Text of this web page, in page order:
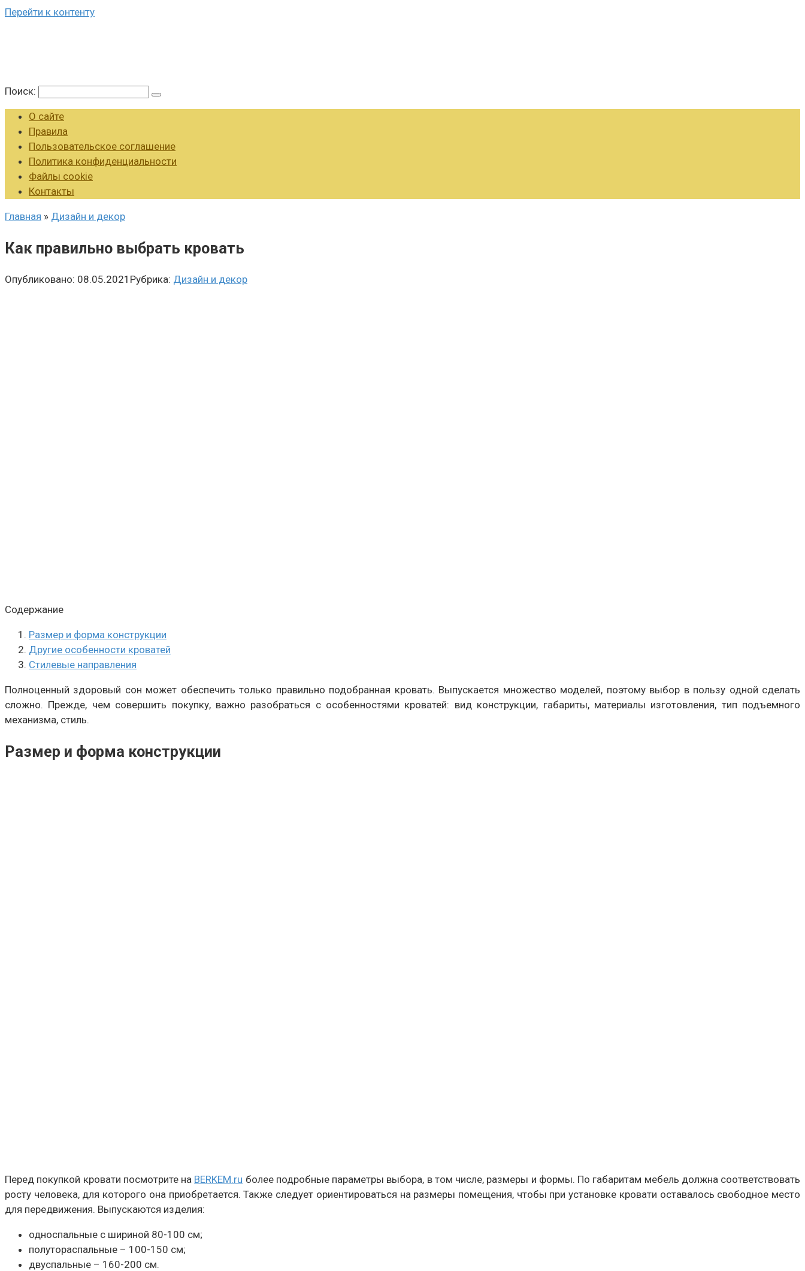
Перейти к контенту
Поиск:
О сайте
Правила
Пользовательское соглашение
Политика конфиденциальности
Файлы cookie
Контакты
Главная » Дизайн и декор
Как правильно выбрать кровать
Опубликовано: 08.05.2021 Рубрика: Дизайн и декор
Содержание
Размер и форма конструкции
Другие особенности кроватей
Стилевые направления
Полноценный здоровый сон может обеспечить только правильно подобранная кровать. Выпускается множество моделей, поэтому выбор в пользу одной сделать
сложно. Прежде, чем совершить покупку, важно разобраться с особенностями кроватей: вид конструкции, габариты, материалы изготовления, тип подъемного
механизма, стиль.
Размер и форма конструкции
Перед покупкой кровати посмотрите на BERKEM.ru более подробные параметры выбора, в том числе, размеры и формы. По габаритам мебель должна соответствовать
росту человека, для которого она приобретается. Также следует ориентироваться на размеры помещения, чтобы при установке кровати оставалось свободное место
для передвижения. Выпускаются изделия:
односпальные с шириной 80-100 см;
полутораспальные – 100-150 см;
двуспальные – 160-200 см.